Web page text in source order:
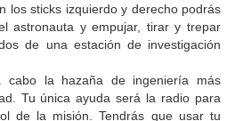
los sticks izquierdo y derecho podrás
astronauta y empujar, tirar y trepar
de una estación de investigación
la hazaña de ingeniería más
Tu única ayuda será la radio para
de la misión. Tendrás que usar tu